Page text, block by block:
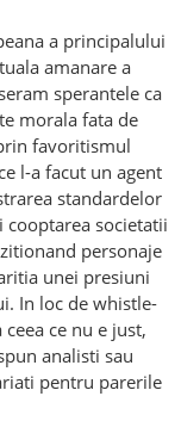
a principalului
amanare a
sperantele ca
morala fata de
favoritismul
l-a facut un agent
standardelor
cooptarea societatii
personaje
unei presiuni
In loc de whistle-
ce nu e just,
analisti sau
pentru parerile